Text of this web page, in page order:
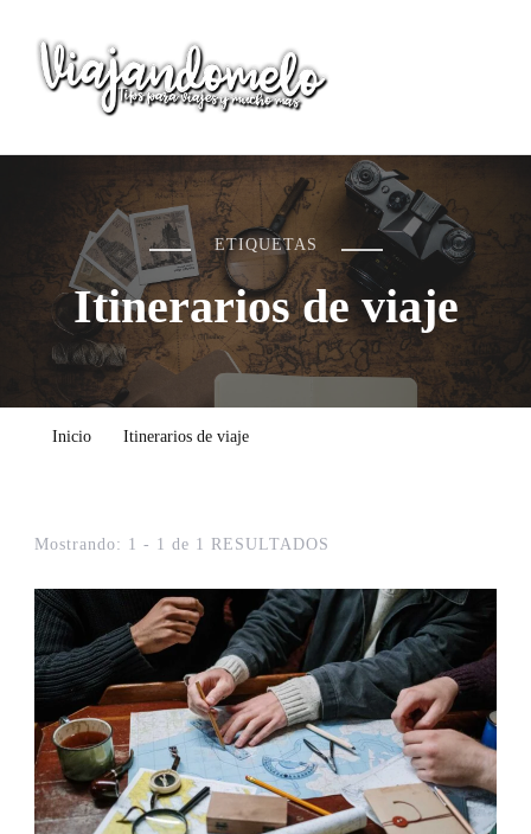
Viajandomelo
Todo lo que necesitas saber en tu próximo viaje
ETIQUETAS
Itinerarios de viaje
Inicio Itinerarios de viaje
Mostrando: 1 - 1 de 1 RESULTADOS